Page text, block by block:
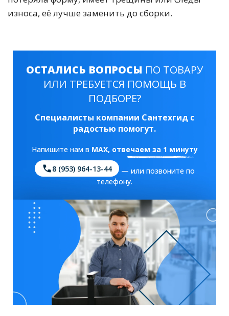
износа, её лучше заменить до сборки.
ОСТАЛИСЬ ВОПРОСЫ ПО ТОВАРУ
ИЛИ ТРЕБУЕТСЯ ПОМОЩЬ В
ПОДБОРЕ?
Специалисты компании Сантехгид с
радостью помогут.
Напишите нам в MAX, отвечаем за 1 минуту
8 (953) 964-13-44
— или позвоните по
телефону.